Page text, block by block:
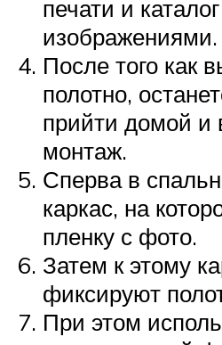
печати и
изображениями.
После того как
полотно,
прийти домой и
монтаж.
Сперва в
каркас, на
пленку с фото.
Затем к этому
фиксируют
При этом